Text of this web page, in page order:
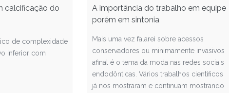
calcificação do
de complexidade
inferior com
A importância do trabalho em equipe
porém em sintonia
Mais uma vez falarei sobre acessos
conservadores ou minimamente invasivos
afinal é o tema da moda nas redes sociais
endodônticas. Vários trabalhos científicos
já nos mostraram e continuam mostrando